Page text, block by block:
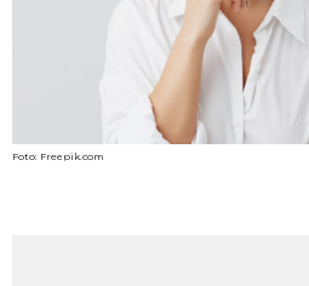
Foto: Freepik.com